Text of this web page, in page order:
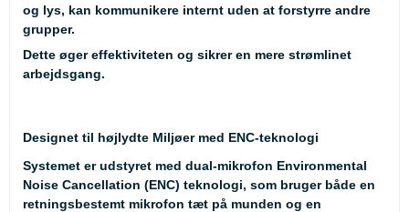
og lys, kan kommunikere internt uden at forstyrre andre
grupper.
Dette øger effektiviteten og sikrer en mere strømlinet
arbejdsgang.
Designet til højlydte Miljøer med ENC-teknologi
Systemet er udstyret med dual-mikrofon Environmental
Noise Cancellation (ENC) teknologi, som bruger både en
retningsbestemt mikrofon tæt på munden og en